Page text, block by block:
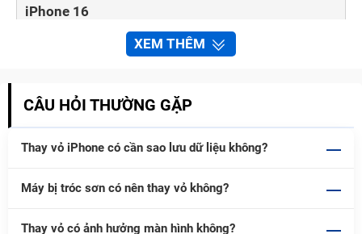
iPhone 16
Thay vỏ iPhone 16 có ảnh hưởng đến máy
Khả năng chống bụi, chống nước
Dữ liệu và tính năng thiết bị
Hành One
XEM THÊM
CÂU HỎI THƯỜNG GẶP
Thay vỏ iPhone có cần sao lưu dữ liệu không?
Máy bị tróc sơn có nên thay vỏ không?
Thay vỏ có ảnh hưởng màn hình không?